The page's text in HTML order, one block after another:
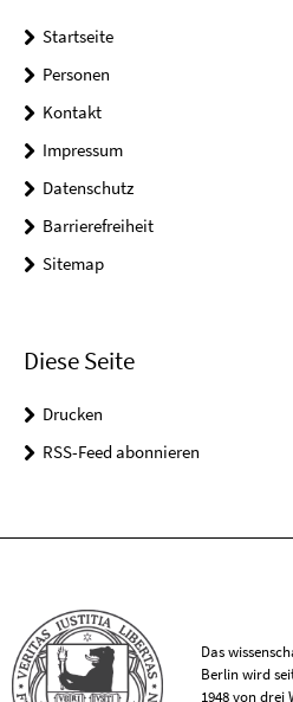
Startseite
Personen
Kontakt
Impressum
Datenschutz
Barrierefreiheit
Sitemap
Diese Seite
Drucken
RSS-Feed abonnieren
Das
Berlin wird
1948 von drei